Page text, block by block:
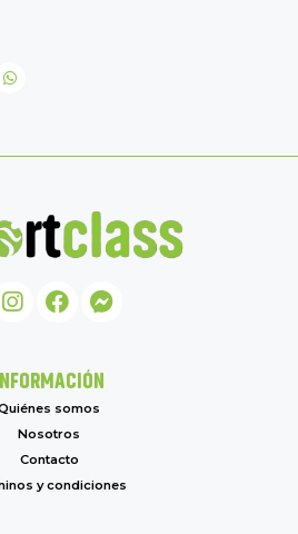
somos
Nosotros
Contacto
y condiciones